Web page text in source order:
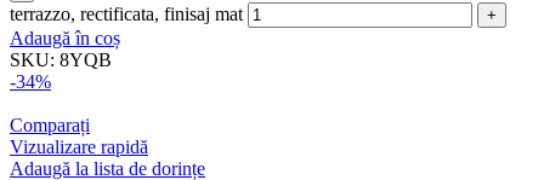
terrazzo, rectificata, finisaj mat
Adaugă în coș
SKU: 8YQB
-34%
Comparați
Vizualizare rapidă
Adaugă la lista de dorințe